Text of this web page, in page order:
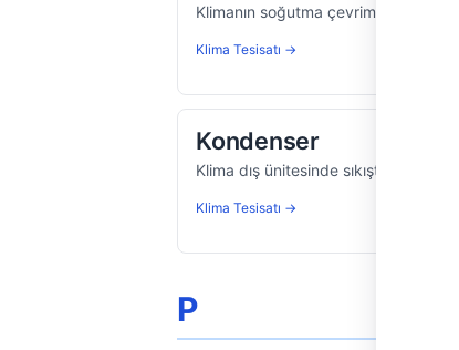
Klimanın soğutma çevriminde
Klima Tesisatı →
Kondenser
Klima dış ünitesinde sıkıştırılan gazın
Klima Tesisatı →
P